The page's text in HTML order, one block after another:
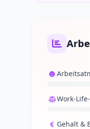
Work-
Gehalt &